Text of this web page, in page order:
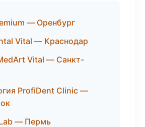
— Оренбург
Vital — Краснодар
Vital — Санкт-
ProfiDent Clinic —
— Пермь